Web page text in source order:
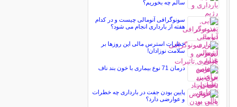
سالم چه بخوریم؟
سونوگرافی آنومالی چیست و در کدام
هفته از بارداری انجام می شود؟
خطرات استرس مالی این روزها بر
سلامت نوزادان!
درمان 71 نوع بیماری با خون بند ناف
پایین بودن جفت در بارداری چه خطرات
و عوارضی دارد؟